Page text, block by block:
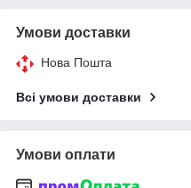
Умови доставки
Нова Пошта
Всі умови доставки
Умови оплати